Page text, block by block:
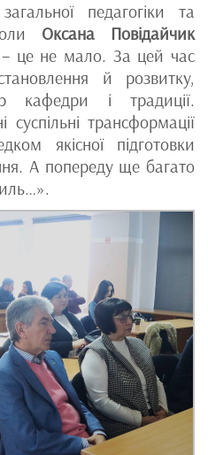
педагогіки та
Оксана Повідайчик
– це не мало. За цей час
й розвитку,
кафедри і традиції.
трансформації
якісної підготовки
А попереду ще багато